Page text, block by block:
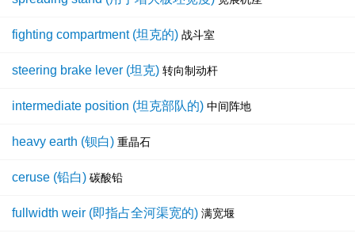
fighting compartment (坦克的) 战斗室
steering brake lever (坦克) 转向制动杆
intermediate position (坦克部队的) 中间阵地
heavy earth (钡白) 重晶石
ceruse (铅白) 碳酸铅
fullwidth weir (即指占全河渠宽的) 满宽堰